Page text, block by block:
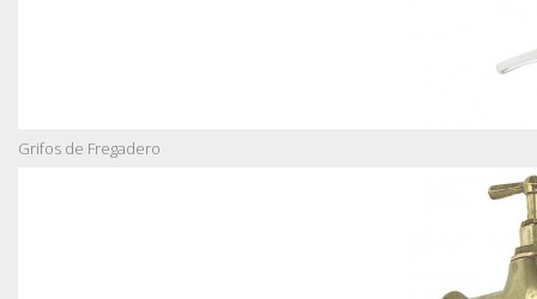
Grifos de Fregadero